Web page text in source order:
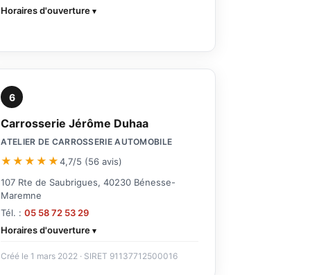
Horaires d'ouverture
6
Carrosserie Jérôme Duhaa
ATELIER DE CARROSSERIE AUTOMOBILE
★★★★★4,7/5 (56 avis)
107 Rte de Saubrigues, 40230 Bénesse-
Maremne
Tél. :05 58 72 53 29
Horaires d'ouverture
Créé le 1 mars 2022 · SIRET 91137712500016